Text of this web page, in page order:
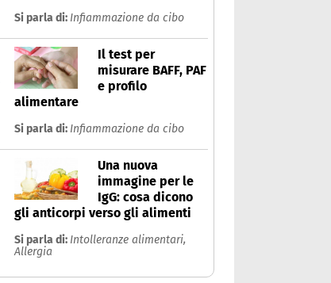
Si parla di: Infiammazione da cibo
Il test per
misurare BAFF, PAF
e profilo
alimentare
Si parla di: Infiammazione da cibo
Una nuova
immagine per le
IgG: cosa dicono
gli anticorpi verso gli alimenti
Si parla di: Intolleranze alimentari,
Allergia